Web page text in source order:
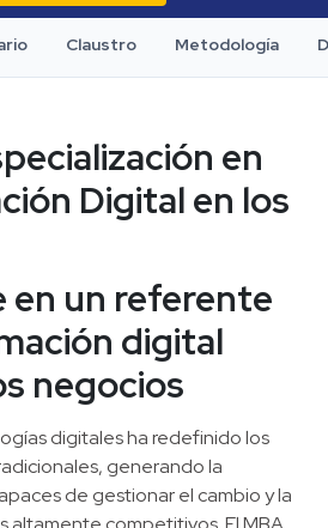
Claustro Metodología
en
Digital en los
un referente
digital
negocios
digitales ha redefinido los
generando la
de gestionar el cambio y la